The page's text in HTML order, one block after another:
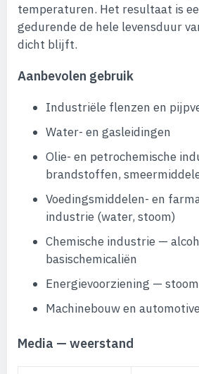
temperaturen. Het resultaat is
gedurende de hele levensduur
dicht blijft.
Aanbevolen gebruik
Industriële flenzen en
Water- en gasleidingen
Olie- en petrochemische
brandstoffen,
Voedingsmiddelen- en
industrie (water, stoom)
Chemische industrie —
basischemicaliën
Energievoorziening —
Machinebouw en
Media — weerstand